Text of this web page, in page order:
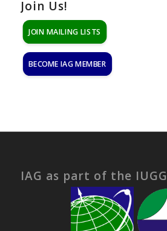
Join Us!
JOIN MAILING LISTS
BECOME IAG MEMBER
IAG as part of the IUGG